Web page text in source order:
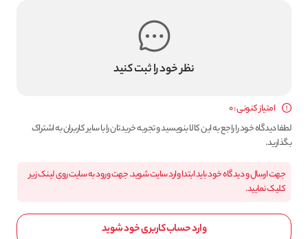
نظر خود را ثبت کنید
امتیاز کنونی : 0
لطفا دیدگاه خود را راجع به این کالا بنویسید و تجربه خریدتان را با سایر کاربران به اشتراک
بگذارید.
جهت ارسال و دیدگاه خود باید ابتدا وارد سایت شوید. جهت ورود به سایت روی لینک زیر
کلیک نمایید.
وارد حساب کاربری خود شوید